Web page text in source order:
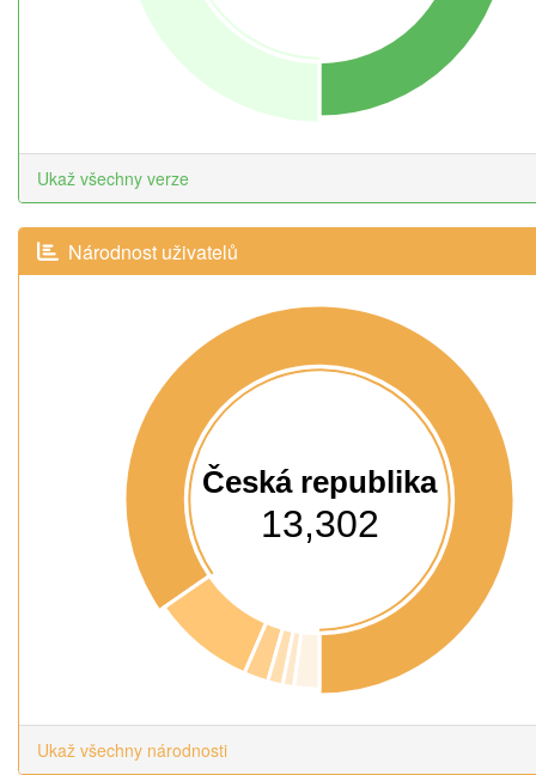
Ukaž všechny verze
Národnost uživatelů
Česká republika
13,302
Ukaž všechny národnosti